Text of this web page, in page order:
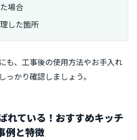
場合
した箇所
も、工事後の使用方法やお手入れ
っかり確認しましょう。
れている！おすすめキッチ
例と特徴